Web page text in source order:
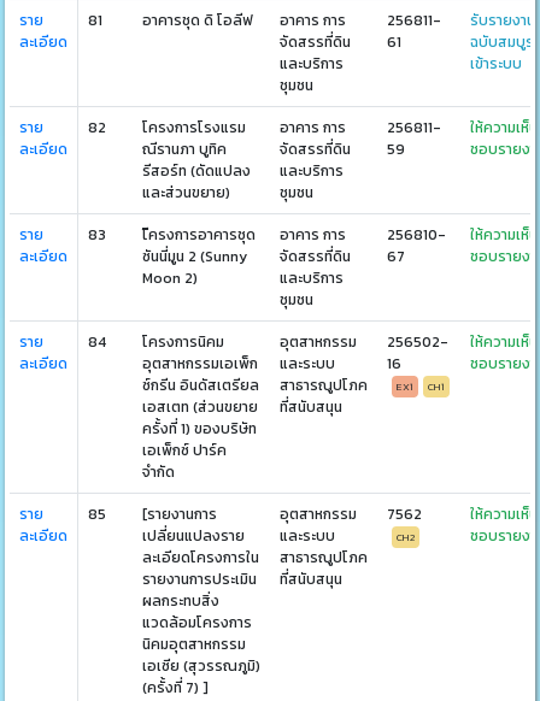
ราย
ละเอียด
81 อาคารชุด ดิ โอลีฟ
อาคาร การ
จัดสรรที่ดิน
และบริการ
ชุมชน
256811-
61
รับรายงาน
ฉบับสมบู
เข้าระบบ
ราย
ละเอียด
82
โครงการโรงแรม
ณีรานภา บูทิค
รีสอร์ท (ดัดแปลง
และส่วนขยาย)
อาคาร การ
จัดสรรที่ดิน
และบริการ
ชุมชน
256811-
59
ให้ความเห็น
ชอบรายงา
ราย
ละเอียด
83
โีครงการอาคารชุด
ซันนี่มูน 2 (Sunny
Moon 2)
อาคาร การ
จัดสรรที่ดิน
และบริการ
ชุมชน
256810-
67
ให้ความเห็น
ชอบรายงา
ราย
ละเอียด
84
โครงการนิคม
อุตสาหกรรมเอเพ็ก
ซ์กรีน อินดัสเตรียล
เอสเตท (ส่วนขยาย
ครั้งที่ 1) ของบริษัท
เอเพ็กซ์ ปาร์ค
จำกัด
อุตสาหกรรม
และระบบ
สาธารณูปโภค
ที่สนับสนุน
256502-
16
EX1 CH1
ให้ความเห็น
ชอบรายงา
ราย
ละเอียด
85
[รายงานการ
เปลี่ยนแปลงราย
ละเอียดโครงการใน
รายงานการประเมิน
ผลกระทบสิ่ง
แวดล้อมโครงการ
นิคมอุตสาหกรรม
เอเซีย (สุวรรณภูมิ)
(ครั้งที่ 7) ]
อุตสาหกรรม
และระบบ
สาธารณูปโภค
ที่สนับสนุน
7562
CH2
ให้ความเห็น
ชอบรายงา